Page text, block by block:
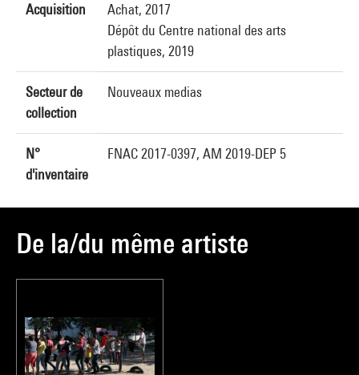
Acquisition
Achat, 2017
Dépôt du Centre national des arts
plastiques, 2019
Secteur de
collection
Nouveaux medias
N°
d'inventaire
FNAC 2017-0397, AM 2019-DEP 5
De la/du même artiste